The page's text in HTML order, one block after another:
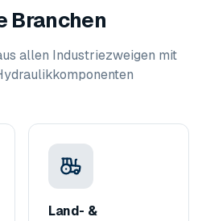
Branchen
allen Industriezweigen mit
Land- &